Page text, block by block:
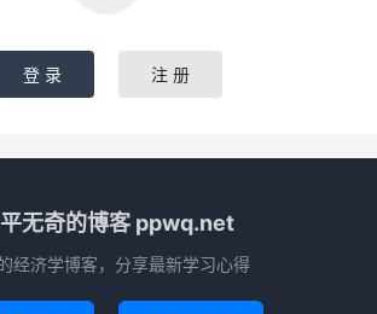
登 录 注 册
无奇的博客 ppwq.net
经济学博客，分享最新学习心得